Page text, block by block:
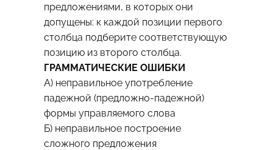
предложениями, в которых они
допущены: к каждой позиции первого
столбца подберите соответствующую
позицию из второго столбца.
ГРАММАТИЧЕСКИЕ ОШИБКИ
A) неправильное употребление
падежной (предложно-падежной)
формы управляемого слова
Б) неправильное построение
сложного предложения